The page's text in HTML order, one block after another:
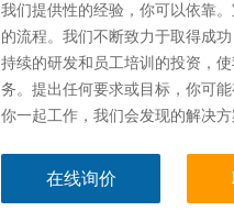
我们提供性的经验，你可以依靠
的流程。我们不断致力于取得成
持续的研发和员工培训的投资，
务。提出任何要求或目标，你可
你一起工作，我们会发现的解决
在线询价